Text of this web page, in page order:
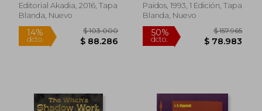
50%
dcto. $ 57.021
10%
dcto. $
Editorial Akadia, 2016, Tapa
Blanda, Nuevo
Paidos, 1993, 1 Edición, Tapa
Blanda, Nuevo